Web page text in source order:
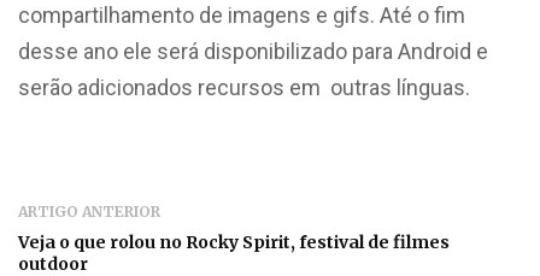
compartilhamento de imagens e gifs. Até o fim
desse ano ele será disponibilizado para Android e
serão adicionados recursos em outras línguas.
ARTIGO ANTERIOR
Veja o que rolou no Rocky Spirit, festival de filmes
outdoor